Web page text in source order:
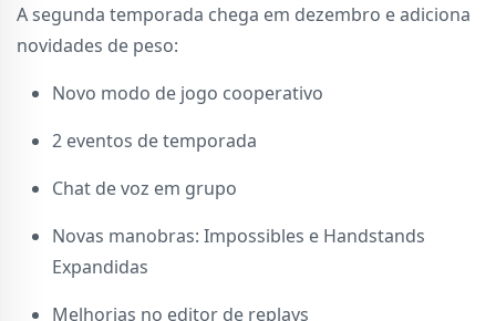
A segunda temporada chega em dezembro e adiciona
novidades de peso:
Novo modo de jogo cooperativo
2 eventos de temporada
Chat de voz em grupo
Novas manobras: Impossibles e Handstands
Expandidas
Melhorias no editor de replays